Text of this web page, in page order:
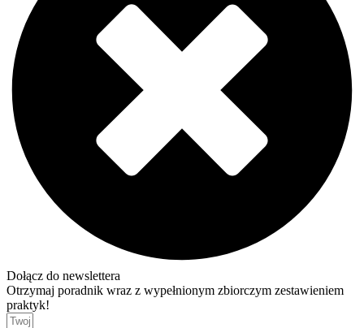
Dołącz do newslettera
Otrzymaj poradnik wraz z wypełnionym zbiorczym zestawieniem
praktyk!